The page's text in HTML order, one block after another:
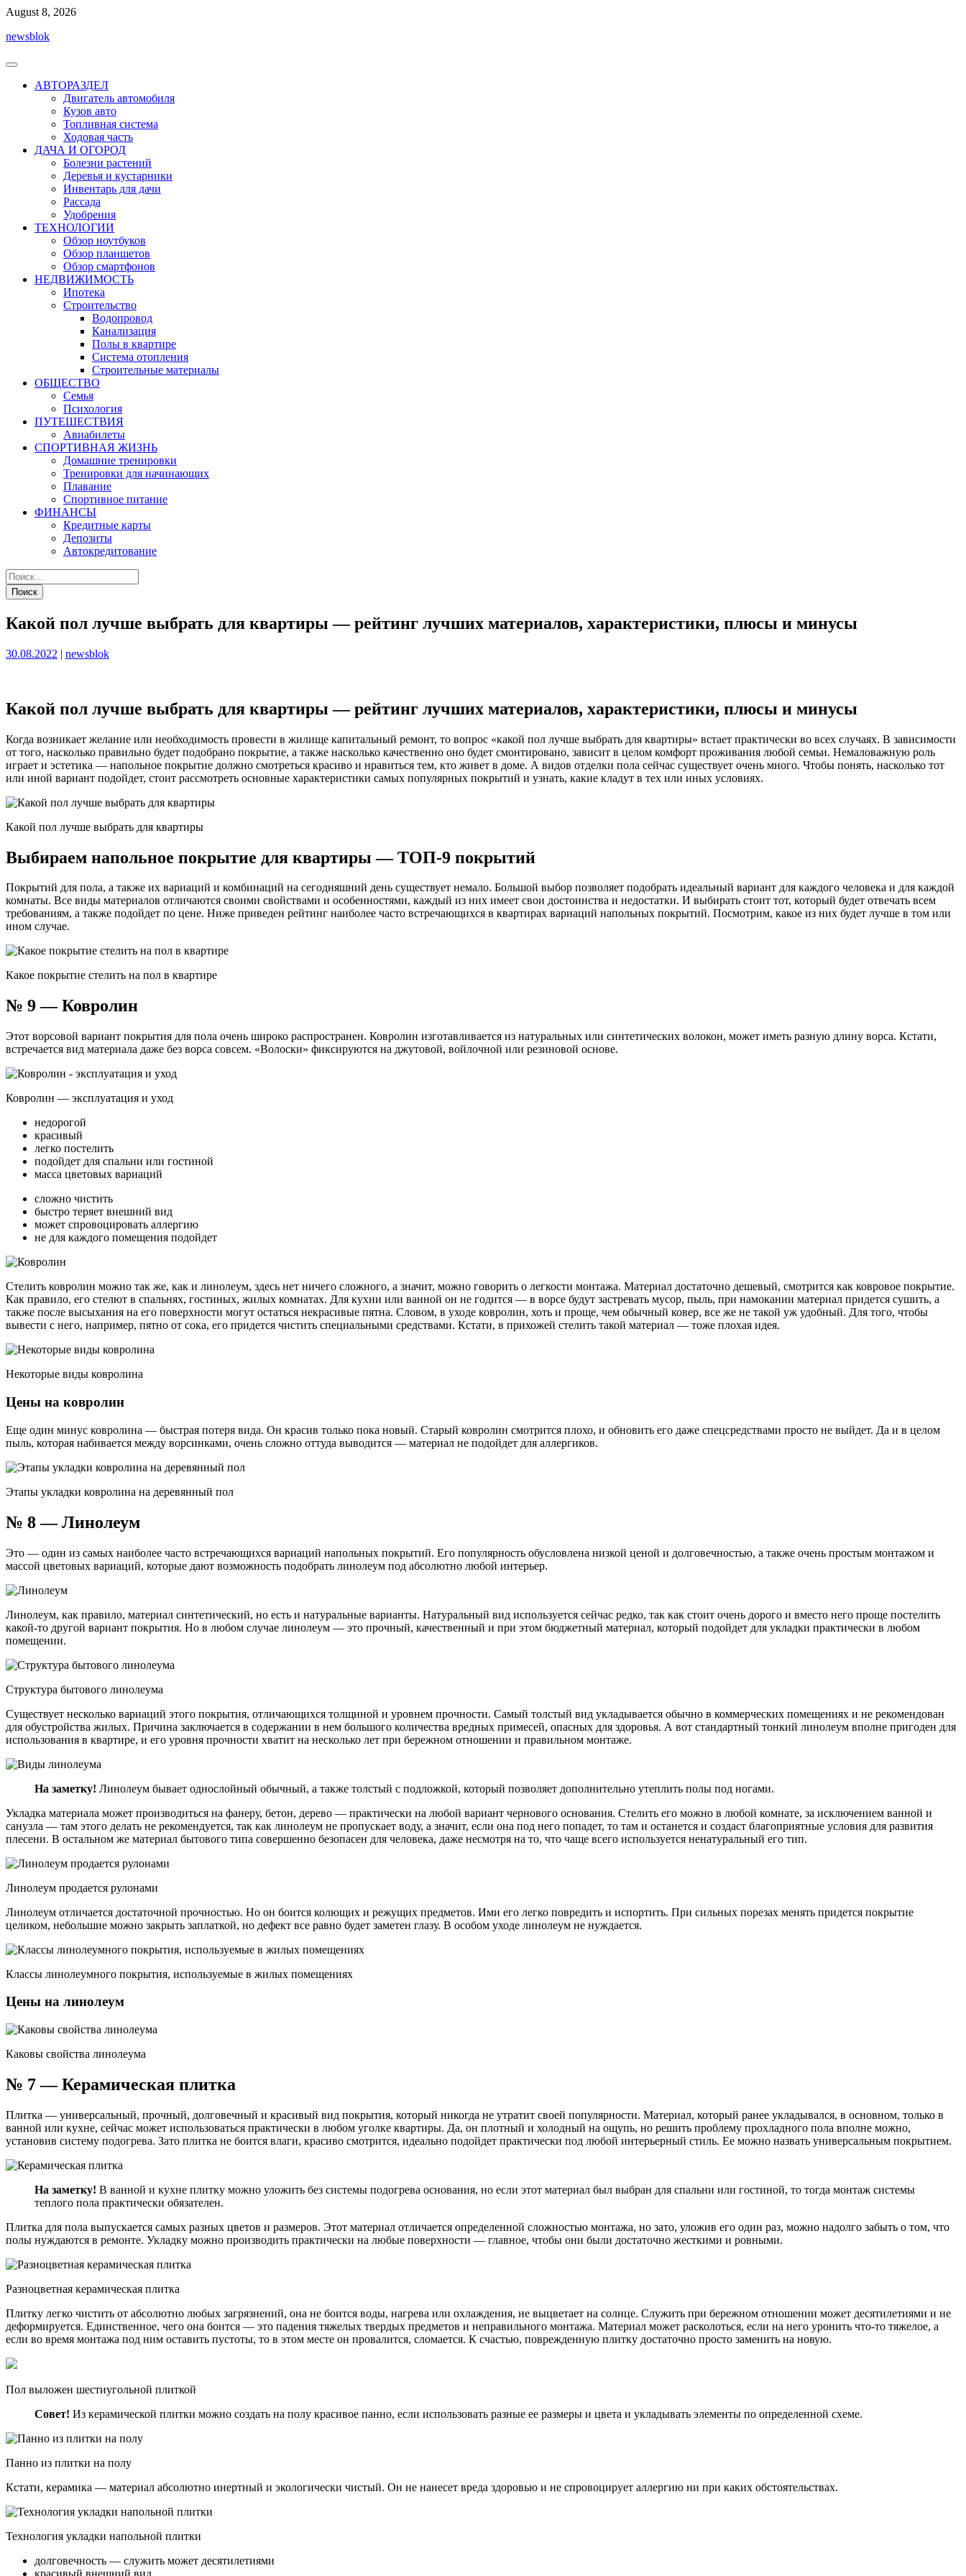
Перейти
содержимому
August 8, 2026
newsblok
АВТОРАЗДЕЛ
Двигатель автомобиля
Кузов авто
Топливная система
Ходовая часть
ДАЧА И ОГОРОД
Болезни растений
Деревья и кустарники
Инвентарь для дачи
Рассада
Удобрения
ТЕХНОЛОГИИ
Обзор ноутбуков
Обзор планшетов
Обзор смартфонов
НЕДВИЖИМОСТЬ
Ипотека
Строительство
Водопровод
Канализация
Полы в квартире
Система отопления
Строительные материалы
ОБЩЕСТВО
Семья
Психология
ПУТЕШЕСТВИЯ
Авиабилеты
СПОРТИВНАЯ ЖИЗНЬ
Домашние тренировки
Тренировки для начинающих
Плавание
Спортивное питание
ФИНАНСЫ
Кредитные карты
Депозиты
Автокредитование
Какой пол лучше выбрать для квартиры — рейтинг лучших материалов, характеристики, плюсы и минусы
Опубликовано
30.08.2022 | Опубликовано
newsblok
Какой пол лучше выбрать для квартиры — рейтинг лучших материалов, характеристики, плюсы и минусы
Когда возникает желание или необходимость провести в жилище капитальный ремонт, то вопрос «какой пол лучше выбрать для квартиры» встает практически во всех случаях. В зависимости
от того, насколько правильно будет подобрано покрытие, а также насколько качественно оно будет смонтировано, зависит в целом комфорт проживания любой семьи. Немаловажную роль
играет и эстетика — напольное покрытие должно смотреться красиво и нравиться тем, кто живет в доме. А видов отделки пола сейчас существует очень много. Чтобы понять, насколько тот
или иной вариант подойдет, стоит рассмотреть основные характеристики самых популярных покрытий и узнать, какие кладут в тех или иных условиях.
Какой пол лучше выбрать для квартиры
Выбираем напольное покрытие для квартиры — ТОП-9 покрытий
Покрытий для пола, а также их вариаций и комбинаций на сегодняшний день существует немало. Большой выбор позволяет подобрать идеальный вариант для каждого человека и для каждой
комнаты. Все виды материалов отличаются своими свойствами и особенностями, каждый из них имеет свои достоинства и недостатки. И выбирать стоит тот, который будет отвечать всем
требованиям, а также подойдет по цене. Ниже приведен рейтинг наиболее часто встречающихся в квартирах вариаций напольных покрытий. Посмотрим, какое из них будет лучше в том или
ином случае.
Какое покрытие стелить на пол в квартире
№ 9 — Ковролин
Этот ворсовой вариант покрытия для пола очень широко распространен. Ковролин изготавливается из натуральных или синтетических волокон, может иметь разную длину ворса. Кстати,
встречается вид материала даже без ворса совсем. «Волоски» фиксируются на джутовой, войлочной или резиновой основе.
Ковролин — эксплуатация и уход
недорогой
красивый
легко постелить
подойдет для спальни или гостиной
масса цветовых вариаций
сложно чистить
быстро теряет внешний вид
может спровоцировать аллергию
не для каждого помещения подойдет
Стелить ковролин можно так же, как и линолеум, здесь нет ничего сложного, а значит, можно говорить о легкости монтажа. Материал достаточно дешевый, смотрится как ковровое покрытие.
Как правило, его стелют в спальнях, гостиных, жилых комнатах. Для кухни или ванной он не годится — в ворсе будут застревать мусор, пыль, при намокании материал придется сушить, а
также после высыхания на его поверхности могут остаться некрасивые пятна. Словом, в уходе ковролин, хоть и проще, чем обычный ковер, все же не такой уж удобный. Для того, чтобы
вывести с него, например, пятно от сока, его придется чистить специальными средствами. Кстати, в прихожей стелить такой материал — тоже плохая идея.
Некоторые виды ковролина
Цены на ковролин
Еще один минус ковролина — быстрая потеря вида. Он красив только пока новый. Старый ковролин смотрится плохо, и обновить его даже спецсредствами просто не выйдет. Да и в целом
пыль, которая набивается между ворсинками, очень сложно оттуда выводится — материал не подойдет для аллергиков.
Этапы укладки ковролина на деревянный пол
№ 8 — Линолеум
Это — один из самых наиболее часто встречающихся вариаций напольных покрытий. Его популярность обусловлена низкой ценой и долговечностью, а также очень простым монтажом и
массой цветовых вариаций, которые дают возможность подобрать линолеум под абсолютно любой интерьер.
Линолеум, как правило, материал синтетический, но есть и натуральные варианты. Натуральный вид используется сейчас редко, так как стоит очень дорого и вместо него проще постелить
какой-то другой вариант покрытия. Но в любом случае линолеум — это прочный, качественный и при этом бюджетный материал, который подойдет для укладки практически в любом
помещении.
Структура бытового линолеума
Существует несколько вариаций этого покрытия, отличающихся толщиной и уровнем прочности. Самый толстый вид укладывается обычно в коммерческих помещениях и не рекомендован
для обустройства жилых. Причина заключается в содержании в нем большого количества вредных примесей, опасных для здоровья. А вот стандартный тонкий линолеум вполне пригоден для
использования в квартире, и его уровня прочности хватит на несколько лет при бережном отношении и правильном монтаже.
На заметку! Линолеум бывает однослойный обычный, а также толстый с подложкой, который позволяет дополнительно утеплить полы под ногами.
Укладка материала может производиться на фанеру, бетон, дерево — практически на любой вариант чернового основания. Стелить его можно в любой комнате, за исключением ванной и
санузла — там этого делать не рекомендуется, так как линолеум не пропускает воду, а значит, если она под него попадет, то там и останется и создаст благоприятные условия для развития
плесени. В остальном же материал бытового типа совершенно безопасен для человека, даже несмотря на то, что чаще всего используется ненатуральный его тип.
Линолеум продается рулонами
Линолеум отличается достаточной прочностью. Но он боится колющих и режущих предметов. Ими его легко повредить и испортить. При сильных порезах менять придется покрытие
целиком, небольшие можно закрыть заплаткой, но дефект все равно будет заметен глазу. В особом уходе линолеум не нуждается.
Классы линолеумного покрытия, используемые в жилых помещениях
Цены на линолеум
Каковы свойства линолеума
№ 7 — Керамическая плитка
Плитка — универсальный, прочный, долговечный и красивый вид покрытия, который никогда не утратит своей популярности. Материал, который ранее укладывался, в основном, только в
ванной или кухне, сейчас может использоваться практически в любом уголке квартиры. Да, он плотный и холодный на ощупь, но решить проблему прохладного пола вполне можно,
установив систему подогрева. Зато плитка не боится влаги, красиво смотрится, идеально подойдет практически под любой интерьерный стиль. Ее можно назвать универсальным покрытием.
На заметку! В ванной и кухне плитку можно уложить без системы подогрева основания, но если этот материал был выбран для спальни или гостиной, то тогда монтаж системы
теплого пола практически обязателен.
Плитка для пола выпускается самых разных цветов и размеров. Этот материал отличается определенной сложностью монтажа, но зато, уложив его один раз, можно надолго забыть о том, что
полы нуждаются в ремонте. Укладку можно производить практически на любые поверхности — главное, чтобы они были достаточно жесткими и ровными.
Разноцветная керамическая плитка
Плитку легко чистить от абсолютно любых загрязнений, она не боится воды, нагрева или охлаждения, не выцветает на солнце. Служить при бережном отношении может десятилетиями и не
деформируется. Единственное, чего она боится — это падения тяжелых твердых предметов и неправильного монтажа. Материал может расколоться, если на него уронить что-то тяжелое, а
если во время монтажа под ним оставить пустоты, то в этом месте он провалится, сломается. К счастью, поврежденную плитку достаточно просто заменить на новую.
Пол выложен шестиугольной плиткой
Совет! Из керамической плитки можно создать на полу красивое панно, если использовать разные ее размеры и цвета и укладывать элементы по определенной схеме.
Панно из плитки на полу
Кстати, керамика — материал абсолютно инертный и экологически чистый. Он не нанесет вреда здоровью и не спровоцирует аллергию ни при каких обстоятельствах.
Технология укладки напольной плитки
долговечность — служить может десятилетиями
красивый внешний вид